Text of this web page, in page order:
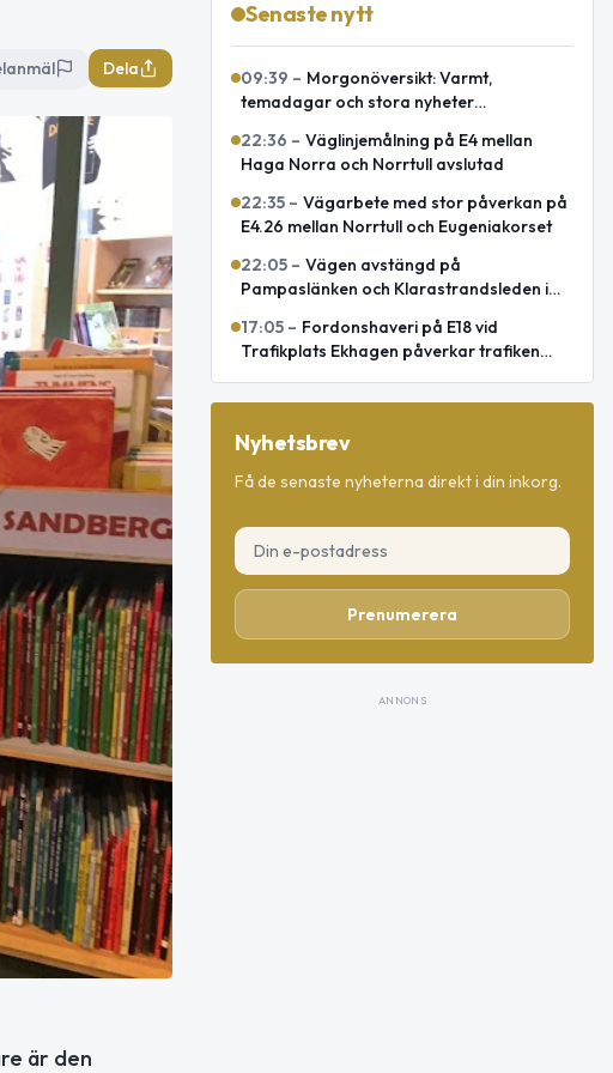
Dela
är den
Senaste nytt
09:39 – Morgonöversikt: Varmt,
temadagar och stora nyheter
22:36 – Väglinjemålning på E4 mellan
Haga Norra och Norrtull avslutad
22:35 – Vägarbete med stor påverkan på
E4.26 mellan Norrtull och Eugeniakorset
22:05 – Vägen avstängd på
Pampaslänken och Klarastrandsleden i
17:05 – Fordonshaveri på E18 vid
Trafikplats Ekhagen påverkar trafiken
Nyhetsbrev
Få de senaste nyheterna direkt i din inkorg.
Prenumerera
ANNONS